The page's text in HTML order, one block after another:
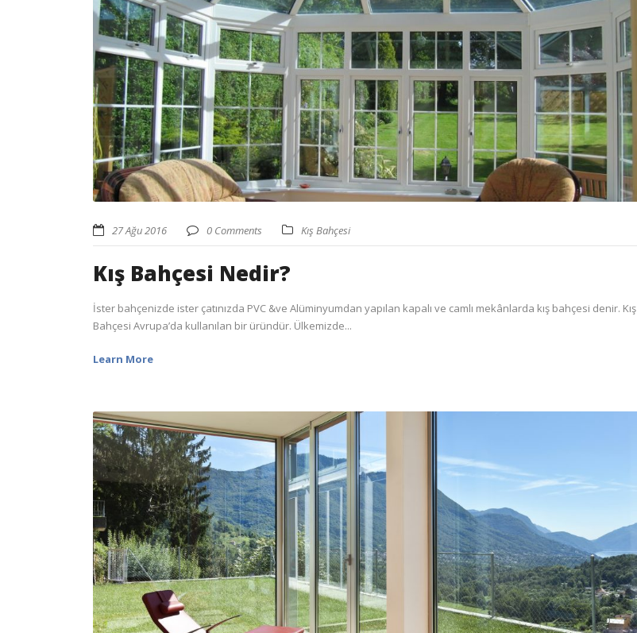
27 Ağu 2016 0 Comments Kış Bahçesi
Kış Bahçesi Nedir?
İster bahçenizde ister çatınızda PVC &ve Alüminyumdan yapılan kapalı ve camlı mekânlarda kış bahçesi denir. Kış
Bahçesi Avrupa’da kullanılan bir üründür. Ülkemizde...
Learn More